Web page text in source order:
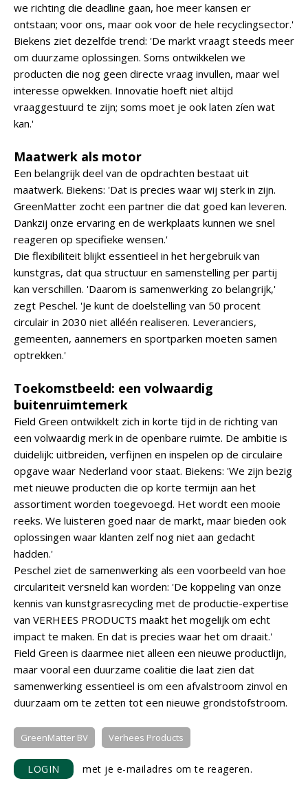
we richting die deadline gaan, hoe meer kansen er
ontstaan; voor ons, maar ook voor de hele recyclingsector.'
Biekens ziet dezelfde trend: 'De markt vraagt steeds meer
om duurzame oplossingen. Soms ontwikkelen we
producten die nog geen directe vraag invullen, maar wel
interesse opwekken. Innovatie hoeft niet altijd
vraaggestuurd te zijn; soms moet je ook laten zíen wat
kan.'
Maatwerk als motor
Een belangrijk deel van de opdrachten bestaat uit
maatwerk. Biekens: 'Dat is precies waar wij sterk in zijn.
GreenMatter zocht een partner die dat goed kan leveren.
Dankzij onze ervaring en de werkplaats kunnen we snel
reageren op specifieke wensen.'
Die flexibiliteit blijkt essentieel in het hergebruik van
kunstgras, dat qua structuur en samenstelling per partij
kan verschillen. 'Daarom is samenwerking zo belangrijk,'
zegt Peschel. 'Je kunt de doelstelling van 50 procent
circulair in 2030 niet alléén realiseren. Leveranciers,
gemeenten, aannemers en sportparken moeten samen
optrekken.'
Toekomstbeeld: een volwaardig
buitenruimtemerk
Field Green ontwikkelt zich in korte tijd in de richting van
een volwaardig merk in de openbare ruimte. De ambitie is
duidelijk: uitbreiden, verfijnen en inspelen op de circulaire
opgave waar Nederland voor staat. Biekens: 'We zijn bezig
met nieuwe producten die op korte termijn aan het
assortiment worden toegevoegd. Het wordt een mooie
reeks. We luisteren goed naar de markt, maar bieden ook
oplossingen waar klanten zelf nog niet aan gedacht
hadden.'
Peschel ziet de samenwerking als een voorbeeld van hoe
circulariteit versneld kan worden: 'De koppeling van onze
kennis van kunstgrasrecycling met de productie-expertise
van VERHEES PRODUCTS maakt het mogelijk om echt
impact te maken. En dat is precies waar het om draait.'
Field Green is daarmee niet alleen een nieuwe productlijn,
maar vooral een duurzame coalitie die laat zien dat
samenwerking essentieel is om een afvalstroom zinvol en
duurzaam om te zetten tot een nieuwe grondstofstroom.
GreenMatter BV Verhees Products
LOGIN met je e-mailadres om te reageren.